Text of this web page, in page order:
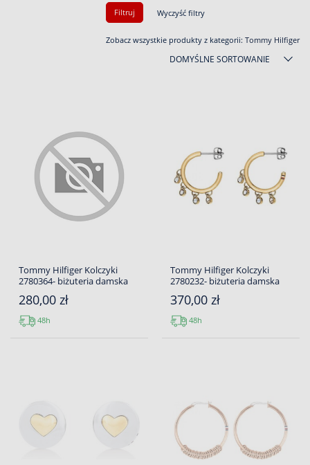
Filtruj Wyczyść filtry
Zobacz wszystkie produkty z kategorii: Tommy Hilfiger
DOMYŚLNE SORTOWANIE
Tommy Hilfiger Kolczyki
2780364- biżuteria damska
280,00 zł
48h
Tommy Hilfiger Kolczyki
2780232- biżuteria damska
370,00 zł
48h